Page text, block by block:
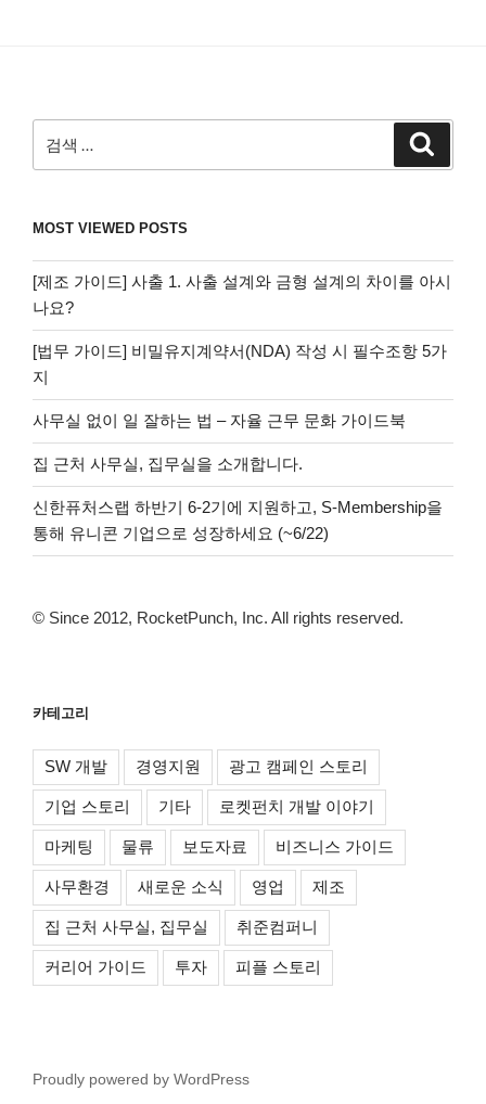
색:
MOST VIEWED POSTS
[제조 가이드] 사출 1. 사출 설계와 금형 설계의 차이를 아시
나요?
[법무 가이드] 비밀유지계약서(NDA) 작성 시 필수조항 5가
지
사무실 없이 일 잘하는 법 – 자율 근무 문화 가이드북
집 근처 사무실, 집무실을 소개합니다.
신한퓨처스랩 하반기 6-2기에 지원하고, S-Membership을
통해 유니콘 기업으로 성장하세요 (~6/22)
© Since 2012, RocketPunch, Inc. All rights reserved.
카테고리
SW 개발 경영지원 광고 캠페인 스토리
기업 스토리 기타 로켓펀치 개발 이야기
마케팅 물류 보도자료 비즈니스 가이드
사무환경 새로운 소식 영업 제조
집 근처 사무실, 집무실 취준컴퍼니
커리어 가이드 투자 피플 스토리
Proudly powered by WordPress